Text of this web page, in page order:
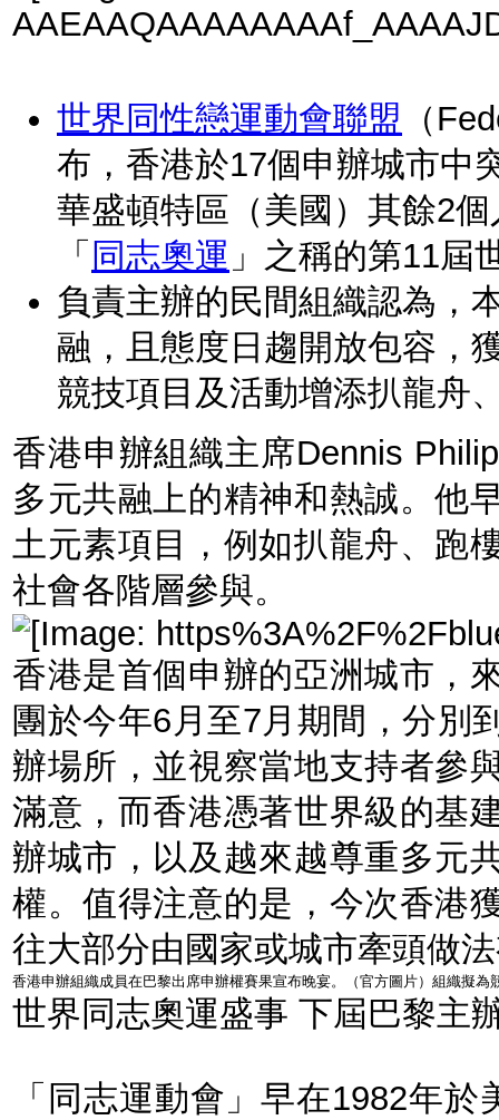
世界同性戀運動會聯盟 （
布，香港於17個申辦城市中
華盛頓特區（美國）其餘2
「 同志奧運 」之稱的第11屆
負責主辦的民間組織認為，
融，且態度日趨開放包容，
競技項目及活動增添扒龍舟
香港申辦組織主席Dennis
多元共融上的精神和熱誠。他
土元素項目，例如扒龍舟、跑
社會各階層參與。
香港是首個申辦的亞洲城市，
團於今年6月至7月期間，分別
辦場所，並視察當地支持者參
滿意，而香港憑著世界級的基
辦城市，以及越來越尊重多元
權。值得注意的是，今次香港
往大部分由國家或城市牽頭做
香港申辦組織成員在巴黎出席申辦權賽果宣布晚宴。（官方圖片）組織擬
世界同志奧運盛事 下屆巴黎主
「同志運動會」早在1982年